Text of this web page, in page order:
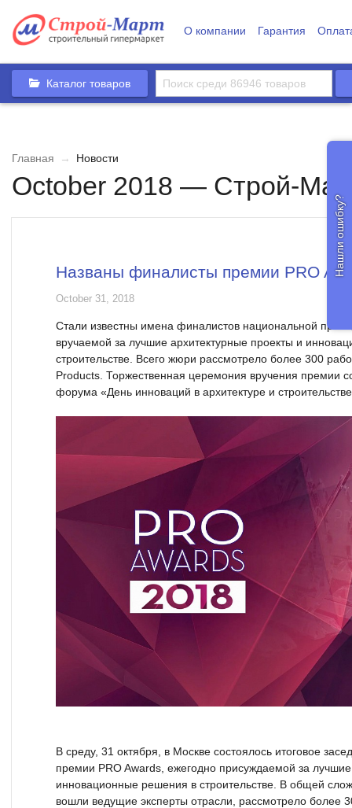
О компании Гарантия
Каталог товаров
Главная → Новости
October 2018 — Строй-
Названы финалисты премии PRO
October 31, 2018
Стали известны имена финалистов национальной
вручаемой за лучшие архитектурные проекты и
строительстве. Всего жюри рассмотрело более 300
Products. Торжественная церемония вручения премии
форума «День инноваций в архитектуре и
В среду, 31 октября, в Москве состоялось итоговое
премии PRO Awards, ежегодно присуждаемой за
инновационные решения в строительстве. В общей
вошли ведущие эксперты отрасли, рассмотрело более
Нашли ошибку?